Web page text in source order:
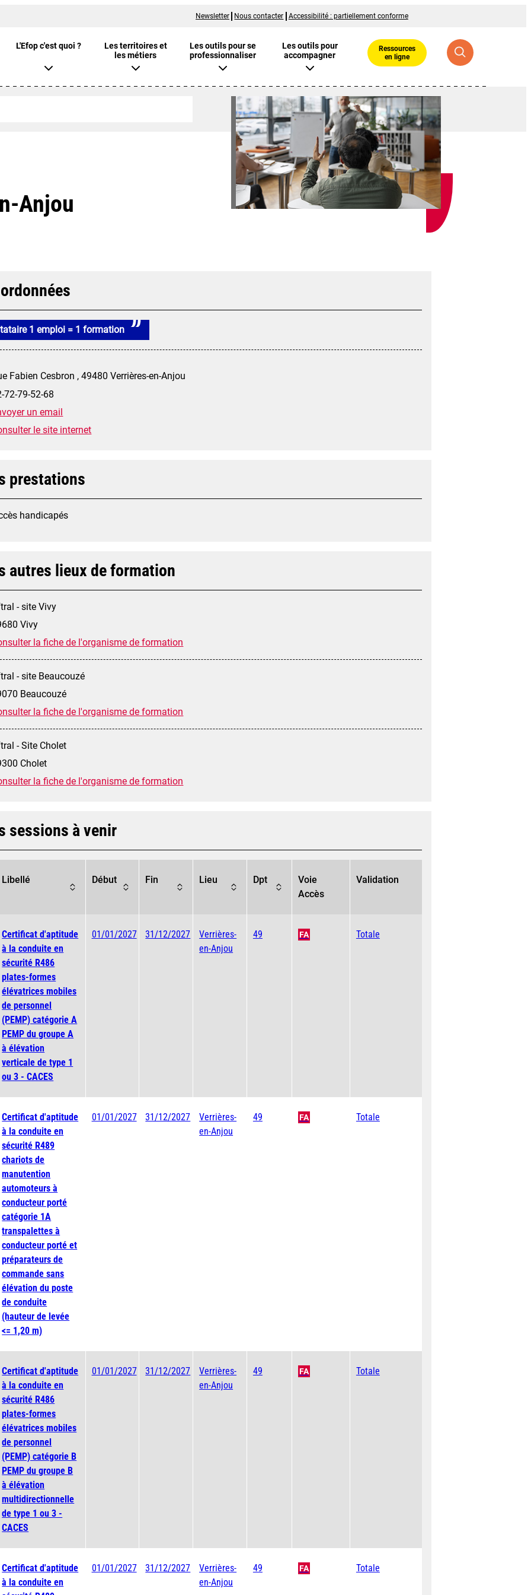
Newsletter Nous contacter Accessibilité : partiellement conforme
L'Efop c'est quoi ?
Les territoires et
les métiers
Les outils pour se
professionnaliser
Les outils pour
accompagner
Ressources
en ligne
Anjou
1 emploi = 1 formation
Fabien Cesbron , 49480 Verrières-en-Anjou
72-79-52-68
un email
le site internet
prestations
handicapés
autres lieux de formation
- site Vivy
Vivy
la fiche de l'organisme de formation
- site Beaucouzé
Beaucouzé
la fiche de l'organisme de formation
- Site Cholet
Cholet
la fiche de l'organisme de formation
sessions à venir
Libellé Début Fin Lieu Dpt
Voie
Accès
Validation
Certificat d'aptitude
à la conduite en
sécurité R486
plates-formes
élévatrices mobiles
de personnel
(PEMP) catégorie A
PEMP du groupe A
à élévation
verticale de type 1
ou 3 - CACES
01/01/2027 31/12/2027
Verrières-
en-Anjou
49 FA Totale
Certificat d'aptitude
à la conduite en
sécurité R489
chariots de
manutention
automoteurs à
conducteur porté
catégorie 1A
transpalettes à
conducteur porté et
préparateurs de
commande sans
élévation du poste
de conduite
(hauteur de levée
<= 1,20 m)
01/01/2027 31/12/2027
Verrières-
en-Anjou
49 FA Totale
Certificat d'aptitude
à la conduite en
sécurité R486
plates-formes
élévatrices mobiles
de personnel
(PEMP) catégorie B
PEMP du groupe B
à élévation
multidirectionnelle
de type 1 ou 3 -
CACES
01/01/2027 31/12/2027
Verrières-
en-Anjou
49 FA Totale
Certificat d'aptitude
à la conduite en
01/01/2027 31/12/2027
Verrières-
en-Anjou
49 FA Totale